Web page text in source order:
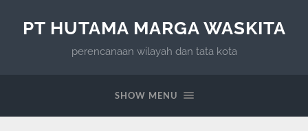
PT HUTAMA MARGA WASKITA
perencanaan wilayah dan tata kota
SHOW MENU